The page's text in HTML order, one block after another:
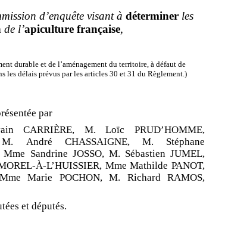
d’enquête visant à déterminerles
de l’apiculture française,
durable et de l’aménagement du territoire, à défaut de
les délais prévus par les articles 30 et 31 du Règlement.)
par
CARRIÈRE, M. Loïc PRUD’HOMME,
André CHASSAIGNE, M. Stéphane
Sandrine JOSSO, M. Sébastien JUMEL,
À-L’HUISSIER, Mme Mathilde PANOT,
Marie POCHON, M. Richard RAMOS,
et députés.